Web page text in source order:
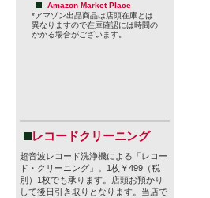
Amazon Market Place
*アマゾン出品商品は店頭在庫とは
異なりますので在庫確認には時間の
かかる場合がございます。
レコードクリーニング
超音波レコード洗浄機による「レコー
ド・クリーニング」。1枚￥499（税
別）1枚でも承ります。店頭お預かり
して後日引き取りとなります。当店で